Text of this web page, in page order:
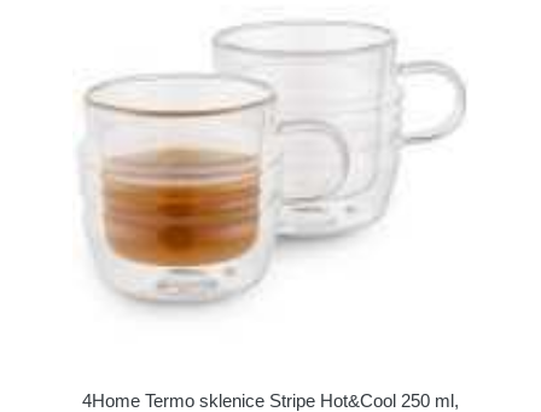
4Home Termo sklenice Stripe Hot&Cool 250 ml,